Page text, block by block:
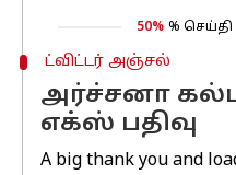
50% % செய்தி
ட்விட்டர் அஞ்சல்
அர்ச்சனா
எக்ஸ் பதிவு
A big thank you and